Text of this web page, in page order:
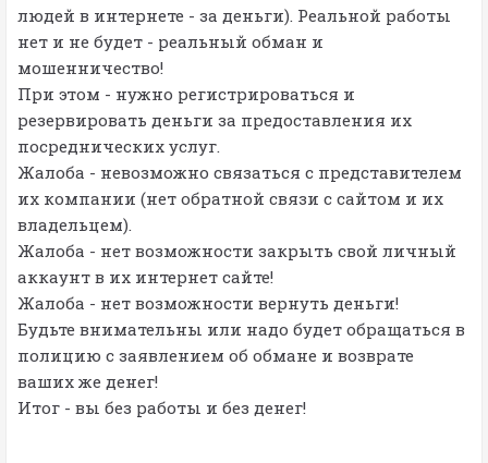
людей в интернете - за деньги). Реальной работы
нет и не будет - реальный обман и
мошенничество!
При этом - нужно регистрироваться и
резервировать деньги за предоставления их
посреднических услуг.
Жалоба - невозможно связаться с представителем
их компании (нет обратной связи с сайтом и их
владельцем).
Жалоба - нет возможности закрыть свой личный
аккаунт в их интернет сайте!
Жалоба - нет возможности вернуть деньги!
Будьте внимательны или надо будет обращаться в
полицию с заявлением об обмане и возврате
ваших же денег!
Итог - вы без работы и без денег!